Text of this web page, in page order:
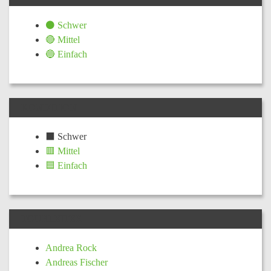
⚫ Schwer
🔴 Mittel
🔵 Einfach
⬛ Schwer
🟥 Mittel
🟦 Einfach
Andrea Rock
Andreas Fischer